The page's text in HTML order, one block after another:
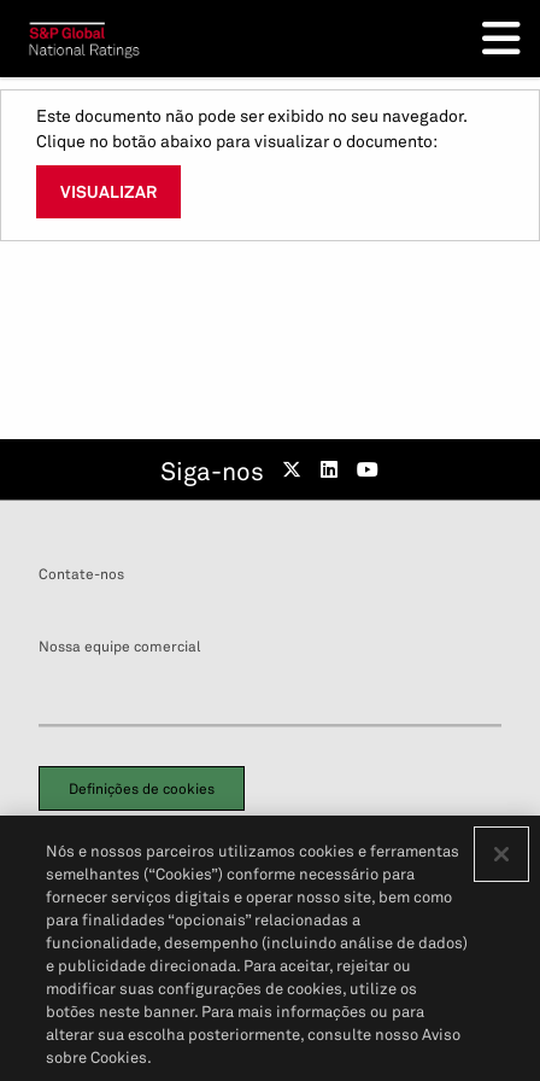
Este documento não pode ser exibido no seu navegador.
Clique no botão abaixo para visualizar o documento:
VISUALIZAR
Siga-nos
Contate-nos
Nossa equipe comercial
Definições de cookies
Política de PrivacidadePortal de privacidade do cliente (em inglês)
Não Venda Minhas Informações Pessoais© 2026 S&P Global
Nós e nossos parceiros utilizamos cookies e ferramentas
semelhantes (“Cookies”) conforme necessário para
fornecer serviços digitais e operar nosso site, bem como
para finalidades “opcionais” relacionadas a
funcionalidade, desempenho (incluindo análise de dados)
e publicidade direcionada. Para aceitar, rejeitar ou
modificar suas configurações de cookies, utilize os
botões neste banner. Para mais informações ou para
alterar sua escolha posteriormente, consulte nosso Aviso
sobre Cookies.